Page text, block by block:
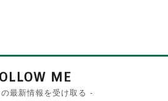
ME
最新情報を受け取る -